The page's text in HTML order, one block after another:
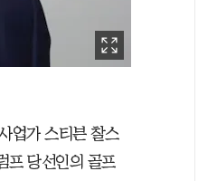
업가 스티븐 찰스
프 당선인의 골프